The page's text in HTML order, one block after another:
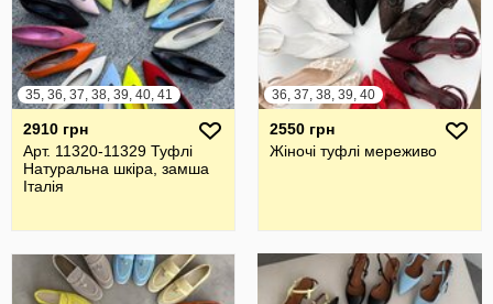
35, 36, 37, 38, 39, 40, 41
2910 грн
Арт. 11320-11329 Туфлі
Натуральна шкіра, замша
Італія
36, 37, 38, 39, 40
2550 грн
Жіночі туфлі мереживо